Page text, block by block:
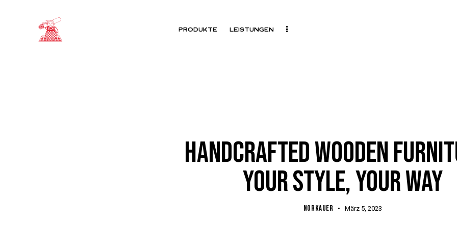
PRODUKTE LEISTUNGEN
HANDCRAFTED WOODEN
YOUR STYLE, YOUR WAY
NORKAUER März 5, 2023